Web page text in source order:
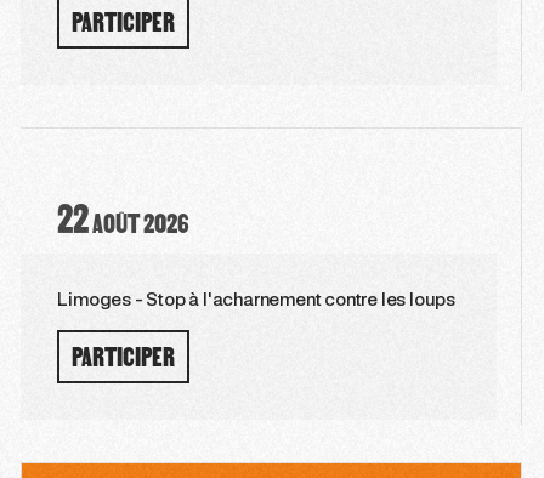
PARTICIPER
22AOÛT2026
Limoges - Stop à l'acharnement contre les loups
PARTICIPER